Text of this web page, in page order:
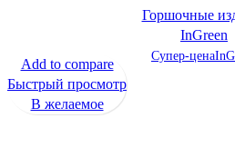
Горшочные
InGreen
Супер-цена
Add to compare
Быстрый просмотр
В желаемое